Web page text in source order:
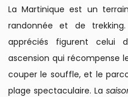
La Martinique est un
randonnée et de
appréciés figurent celui
ascension qui récompense
couper le souffle, et le
plage spectaculaire. La